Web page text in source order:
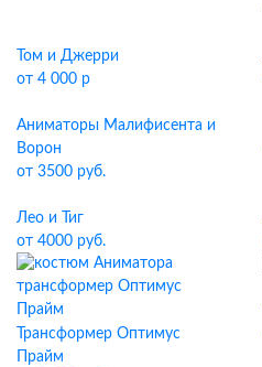
Том и Джерри
от 4 000 р
Аниматоры Малифисента и
Ворон
от 3500 руб.
Лео и Тиг
от 4000 руб.
Трансформер Оптимус
Прайм